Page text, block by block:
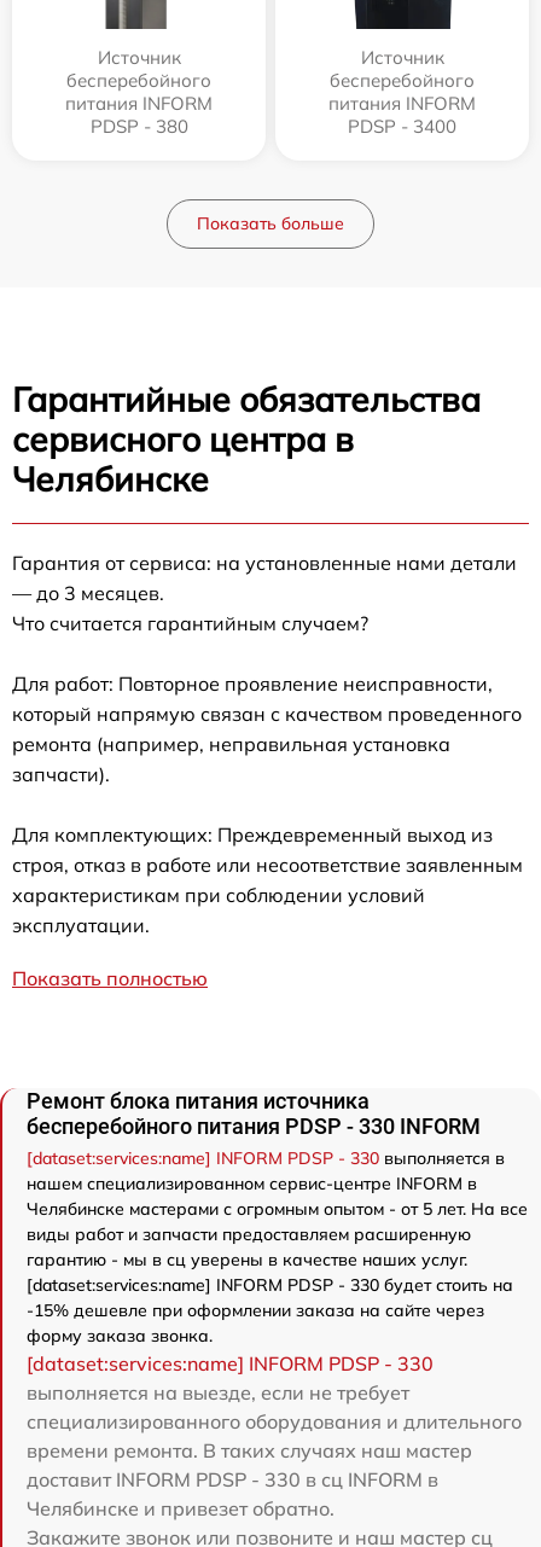
Источник
бесперебойного
питания INFORM
PDSP - 380
Источник
бесперебойного
питания INFORM
PDSP - 3400
Показать больше
Гарантийные обязательства
сервисного центра в
Челябинске
Гарантия от сервиса: на установленные нами детали
— до 3 месяцев.
Что считается гарантийным случаем?
Для работ: Повторное проявление неисправности,
который напрямую связан с качеством проведенного
ремонта (например, неправильная установка
запчасти).
Для комплектующих: Преждевременный выход из
строя, отказ в работе или несоответствие заявленным
характеристикам при соблюдении условий
эксплуатации.
Показать полностью
Ремонт блока питания источника
бесперебойного питания PDSP - 330 INFORM
[dataset:services:name] INFORM PDSP - 330 выполняется в
нашем специализированном сервис-центре INFORM в
Челябинске мастерами с огромным опытом - от 5 лет. На все
виды работ и запчасти предоставляем расширенную
гарантию - мы в сц уверены в качестве наших услуг.
[dataset:services:name] INFORM PDSP - 330 будет стоить на
-15% дешевле при оформлении заказа на сайте через
форму заказа звонка.
[dataset:services:name] INFORM PDSP - 330
выполняется на выезде, если не требует
специализированного оборудования и длительного
времени ремонта. В таких случаях наш мастер
доставит INFORM PDSP - 330 в сц INFORM в
Челябинске и привезет обратно.
Закажите звонок или позвоните и наш мастер сц